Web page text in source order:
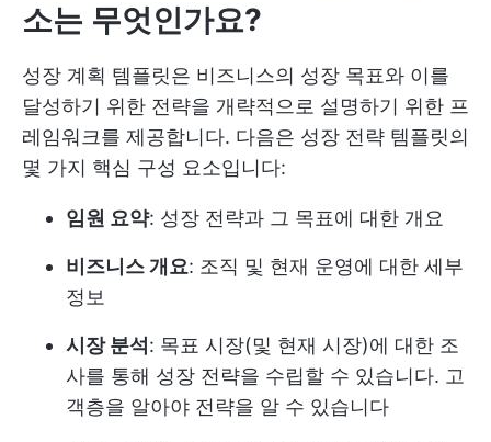
소는 무엇인가요?
성장 계획 템플릿은 비즈니스의 성장 목표와 이를
달성하기 위한 전략을 개략적으로 설명하기 위한 프
레임워크를 제공합니다. 다음은 성장 전략 템플릿의
몇 가지 핵심 구성 요소입니다:
임원 요약: 성장 전략과 그 목표에 대한 개요
비즈니스 개요: 조직 및 현재 운영에 대한 세부
정보
시장 분석 : 목표 시장(및 현재 시장)에 대한 조
사를 통해 성장 전략을 수립할 수 있습니다. 고
객층을 알아야 전략을 알 수 있습니다